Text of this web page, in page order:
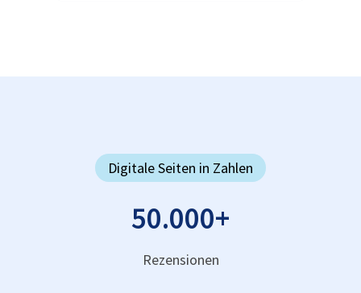
Digitale Seiten in Zahlen
50.000+
Rezensionen